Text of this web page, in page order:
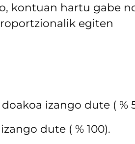
kontuan hartu gabe
egiten
izango dute ( %
dute ( % 100).